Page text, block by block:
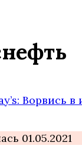
Ворвись в
01.05.2021